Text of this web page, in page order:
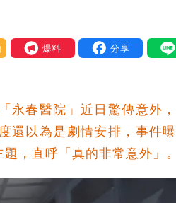
我要爆料
永春醫院」近日驚傳意外
以為是劇情安排，事件曝
，直呼「真的非常意外」。